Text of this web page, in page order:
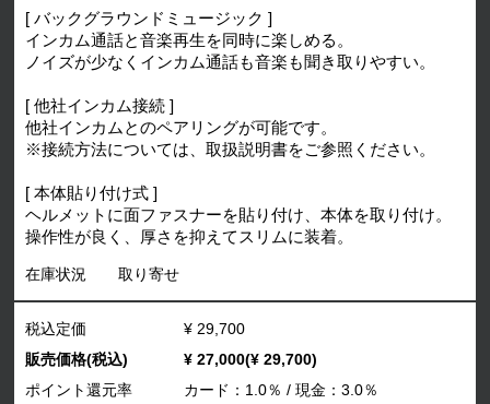
[ バックグラウンドミュージック ]
インカム通話と音楽再生を同時に楽しめる。
ノイズが少なくインカム通話も音楽も聞き取りやすい。
[ 他社インカム接続 ]
他社インカムとのペアリングが可能です。
※接続方法については、取扱説明書をご参照ください。
[ 本体貼り付け式 ]
ヘルメットに面ファスナーを貼り付け、本体を取り付け。
操作性が良く、厚さを抑えてスリムに装着。
在庫状況 取り寄せ
税込定価
¥ 29,700
販売価格(税込)
¥ 27,000(¥ 29,700)
ポイント還元率
カード：1.0％ / 現金：3.0％